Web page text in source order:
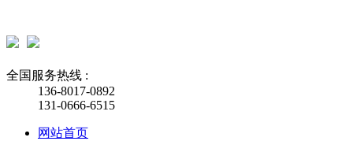
全国服务热线 :
136-8017-0892
131-0666-6515
网站首页